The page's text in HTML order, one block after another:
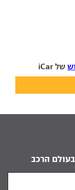
של iCar
הרכב